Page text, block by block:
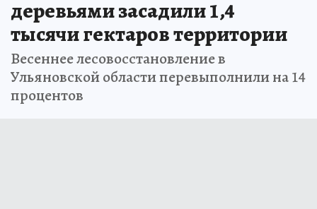
деревьями засадили 1,4
тысячи гектаров территории
Весеннее лесовосстановление в
Ульяновской области перевыполнили на 14
процентов